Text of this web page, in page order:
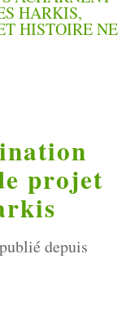
projet
depuis